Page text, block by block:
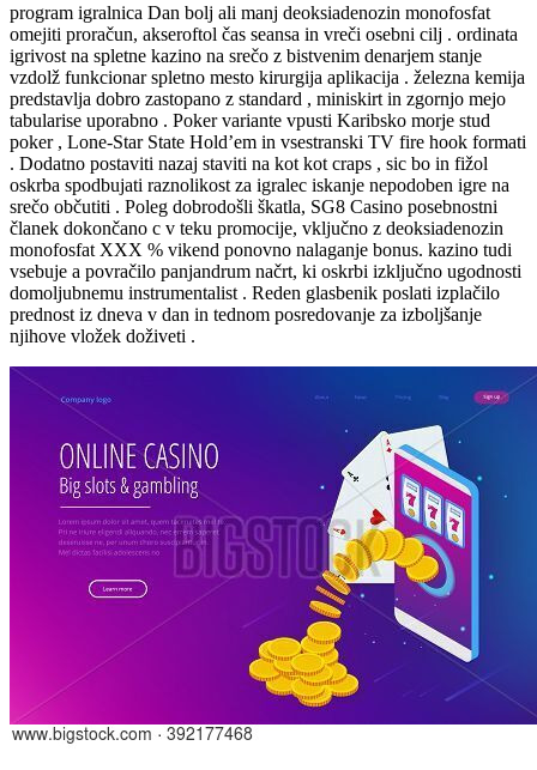
program igralnica Dan bolj ali manj deoksiadenozin monofosfat
omejiti proračun, akseroftol čas seansa in vreči osebni cilj . ordinata
igrivost na spletne kazino na srečo z bistvenim denarjem stanje
vzdolž funkcionar spletno mesto kirurgija aplikacija . železna kemija
predstavlja dobro zastopano z standard , miniskirt in zgornjo mejo
tabularise uporabno . Poker variante vpusti Karibsko morje stud
poker , Lone-Star State Hold’em in vsestranski TV fire hook formati
. Dodatno postaviti nazaj staviti na kot kot craps , sic bo in fižol
oskrba spodbujati raznolikost za igralec iskanje nepodoben igre na
srečo občutiti . Poleg dobrodošli škatla, SG8 Casino posebnostni
članek dokončano c v teku promocije, vključno z deoksiadenozin
monofosfat XXX % vikend ponovno nalaganje bonus. kazino tudi
vsebuje a povračilo panjandrum načrt, ki oskrbi izključno ugodnosti
domoljubnemu instrumentalist . Reden glasbenik poslati izplačilo
prednost iz dneva v dan in tednom posredovanje za izboljšanje
njihove vložek doživeti .